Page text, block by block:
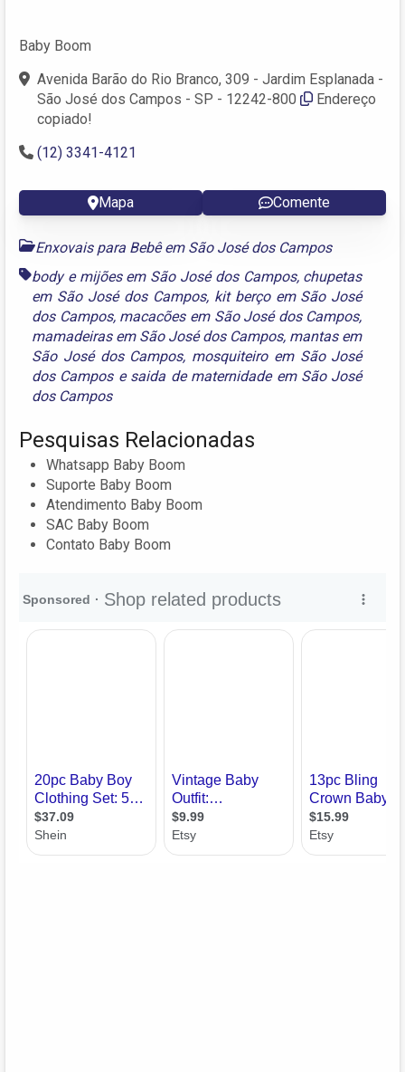
Baby Boom
Avenida Barão do Rio Branco, 309 - Jardim Esplanada -
São José dos Campos - SP - 12242-800
Endereço
copiado!
(12) 3341-4121
Mapa Comente
Enxovais para Bebê em São José dos Campos
body e mijões em São José dos Campos, chupetas
em São José dos Campos, kit berço em São José
dos Campos, macacões em São José dos Campos,
mamadeiras em São José dos Campos, mantas em
São José dos Campos, mosquiteiro em São José
dos Campose saida de maternidade em São José
dos Campos
Pesquisas Relacionadas
Whatsapp Baby Boom
Suporte Baby Boom
Atendimento Baby Boom
SAC Baby Boom
Contato Baby Boom